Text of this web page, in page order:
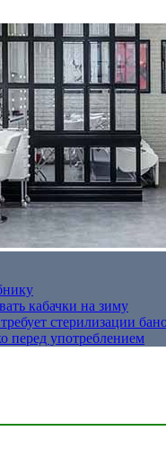
кабачки на зиму
стерилизации
перед употреблением